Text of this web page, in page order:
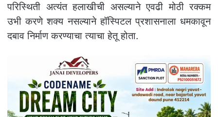
परिस्थिती अत्यंत हलाखीची असल्याने एवढी मोठी रक्कम
उभी करणे शक्य नसल्याने हॉस्पिटल प्रशासनाला धमकावून
दबाव निर्माण करण्याचा त्याचा हेतू होता.